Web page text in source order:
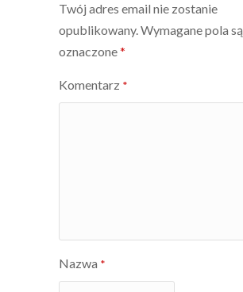
Twój adres email nie zostanie
opublikowany.Wymagane pola są
oznaczone*
Komentarz *
Nazwa *